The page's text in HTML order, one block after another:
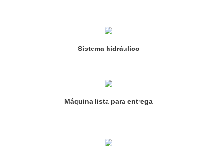
Sistema hidráulico
Máquina lista para entrega